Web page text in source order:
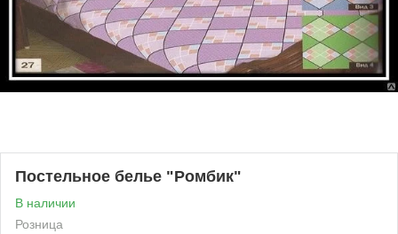
Постельное белье "Ромбик"
В наличии
Розница